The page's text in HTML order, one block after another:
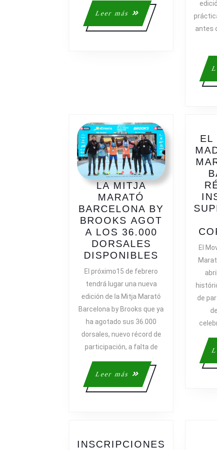
Leer más
Leer
más
antes
LA MITJA
MARATÓ
BARCELONA BY
BROOKS AGOT
A LOS 36.000
DORSALES
DISPONIBLES
BY
BROOKS
36.000
DORSALES
El próximo15 de febrero
tendrá lugar una nueva
edición de la Mitja Marató
Barcelona by Brooks que ya
ha agotado sus 36.000
dorsales, nuevo récord de
participación, a falta de
Leer más
Leer
más
EL
El
de
INSCRIPCIONES